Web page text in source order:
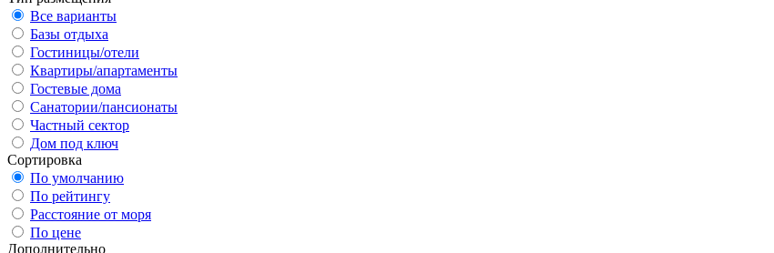
Все варианты
Базы отдыха
Гостиницы/отели
Квартиры/апартаменты
Гостевые дома
Санатории/пансионаты
Частный сектор
Дом под ключ
Сортировка
По умолчанию
По рейтингу
Расстояние от моря
По цене
Дополнительно